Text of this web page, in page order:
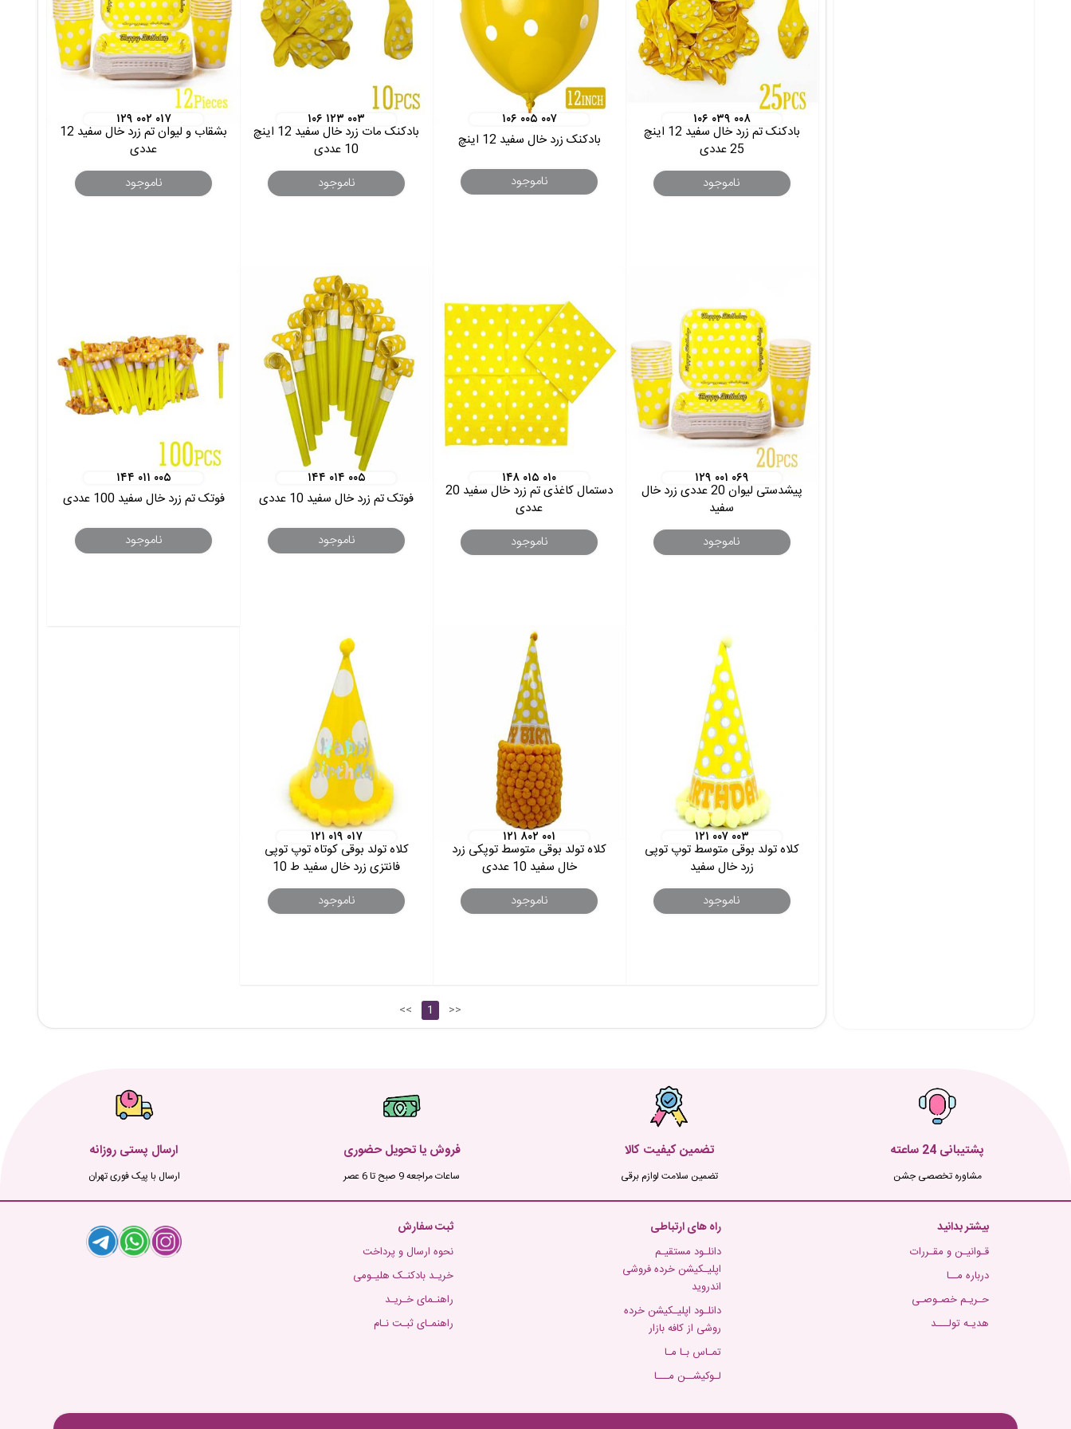
۱۰۶ ۰۳۹ ۰۰۸
بادکنک تم زرد خال سفید 12 اینچ
25 عددی
ناموجود
۱۰۶ ۰۰۵ ۰۰۷
بادکنک زرد خال سفید 12 اینچ
ناموجود
۱۰۶ ۱۲۳ ۰۰۳
بادکنک مات زرد خال سفید 12 اینچ
10 عددی
ناموجود
۱۲۹ ۰۰۲ ۰۱۷
بشقاب و لیوان تم زرد خال سفید 12
عددی
ناموجود
۱۲۹ ۰۰۱ ۰۶۹
پیشدستی لیوان 20 عددی زرد خال
سفید
ناموجود
۱۴۸ ۰۱۵ ۰۱۰
دستمال کاغذی تم زرد خال سفید 20
عددی
ناموجود
۱۴۴ ۰۱۴ ۰۰۵
فوتک تم زرد خال سفید 10 عددی
ناموجود
۱۴۴ ۰۱۱ ۰۰۵
فوتک تم زرد خال سفید 100 عددی
ناموجود
۱۲۱ ۰۰۷ ۰۰۳
کلاه تولد بوقی متوسط توپ توپی
زرد خال سفید
ناموجود
۱۲۱ ۸۰۲ ۰۰۱
کلاه تولد بوقی متوسط توپکی زرد
خال سفید 10 عددی
ناموجود
۱۲۱ ۰۱۹ ۰۱۷
کلاه تولد بوقی کوتاه توپ توپی
فانتزی زرد خال سفید ط 10
ناموجود
<< 1 >>
پشتیبانی 24 ساعته
مشاوره تخصصی جشن
تضمین کیفیت کالا
تضمین سلامت لوازم برقی
فروش یا تحویل حضوری
ساعات مراجعه 9 صبح تا 6 عصر
ارسال پستی روزانه
ارسال با پیک فوری تهران
بیشتر بدانید
قـوانیـن و مقـررات
درباره مــا
حـریـم خصـوصـی
هدیـه تولـــد
راه های ارتباطی
دانلـود مستقیـم
اپلیـکیشن خرده فروشی
اندروید
دانلـود اپلیـکیشن خرده
روشی از کافه بازار
تمـاس بـا مـا
لـوکیشــن مـــا
ثبت سفارش
نحوه ارسال و پرداخت
خریـد بادکنـک هلیـومی
راهنـمای خـریـد
راهنمـای ثبـت نـام